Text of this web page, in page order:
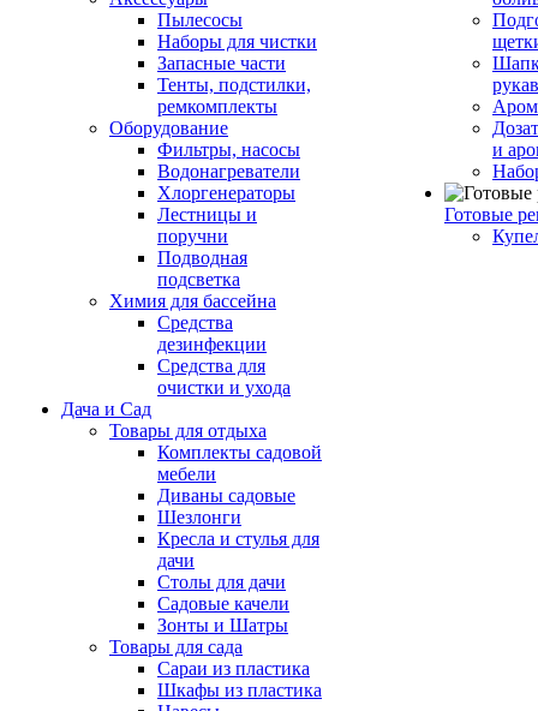
Пылесосы
Наборы для чистки
Запасные части
Тенты, подстилки,
ремкомплекты
Оборудование
Фильтры, насосы
Водонагреватели
Хлоргенераторы
Лестницы и
поручни
Подводная
подсветка
Химия для бассейна
Средства
дезинфекции
Средства для
очистки и ухода
Дача и Сад
Товары для отдыха
Комплекты садовой
мебели
Диваны садовые
Шезлонги
Кресла и стулья для
дачи
Столы для дачи
Садовые качели
Зонты и Шатры
Товары для сада
Сараи из пластика
Шкафы из пластика
и
Готовые